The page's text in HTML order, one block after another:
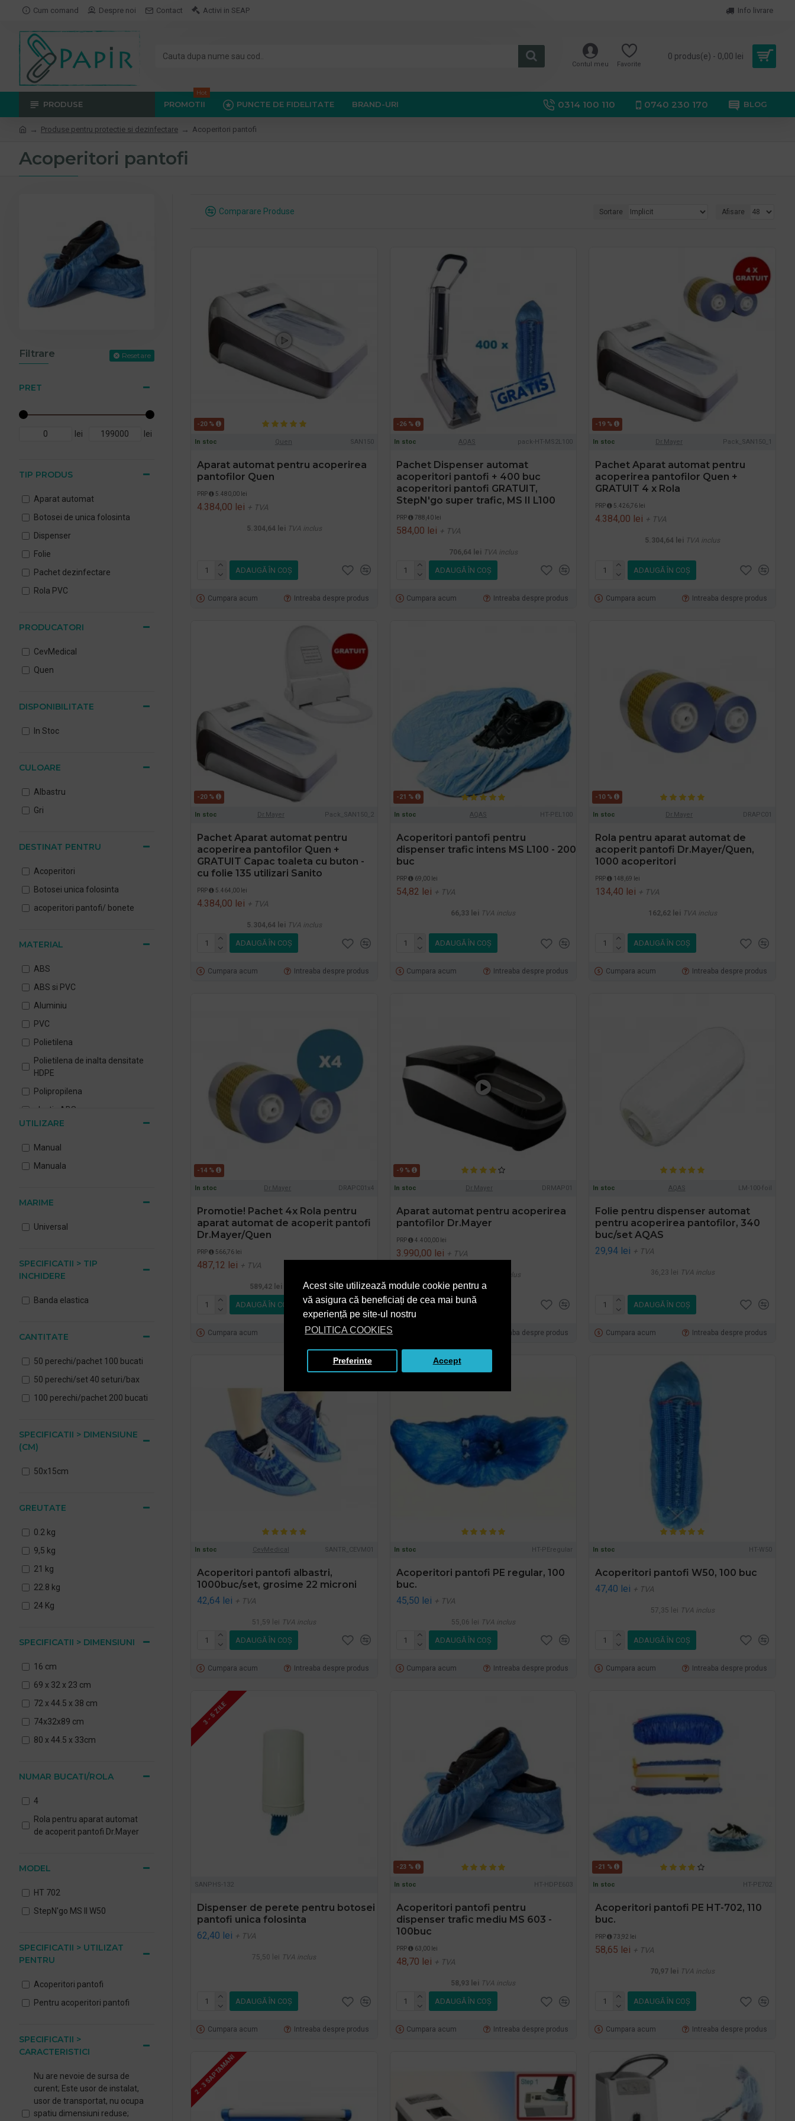
Acest site utilizează module cookie pentru a
vă asigura că beneficiați de cea mai bună
experiență pe site-ul nostru
POLITICA COOKIES
Preferinte Accept
Cum comand Despre noi Contact Activi in SEAP Info livrare
Contul meu Favorite
0 produs(e) - 0,00 lei
PRODUSE PROMOTII
Hot
PUNCTE DE FIDELITATE BRAND-URI 0314 100 110 0740 230 170 BLOG
Produse pentru protectie si dezinfectare Acoperitori pantofi
Acoperitori pantofi
Filtrare Resetare
PRET
lei lei
PRODUCATORI
CevMedical
Quen
CULOARE
Albastru
Gri
DESTINAT PENTRU
Acoperitori
Botosei unica folosinta
acoperitori pantofi/ bonete
MATERIAL
ABS
ABS si PVC
Aluminiu
PVC
Polietilena
Polietilena de inalta densitate
HDPE
Polipropilena
plastic ABS
UTILIZARE
Manual
Manuala
MARIME
Universal
TIP PRODUS
Aparat automat
Botosei de unica folosinta
Dispenser
Folie
Pachet dezinfectare
Rola PVC
SPECIFICATII > TIP
INCHIDERE
Banda elastica
CANTITATE
50 perechi/pachet 100 bucati
50 perechi/set 40 seturi/bax
100 perechi/pachet 200 bucati
SPECIFICATII > DIMENSIUNE
(CM)
50x15cm
GREUTATE
0.2 kg
9,5 kg
21 kg
22.8 kg
24 Kg
SPECIFICATII > DIMENSIUNI
16 cm
69 x 32 x 23 cm
72 x 44.5 x 38 cm
74x32x89 cm
80 x 44.5 x 33cm
NUMAR BUCATI/ROLA
4
Rola pentru aparat automat
de acoperit pantofi Dr.Mayer
MODEL
HT 702
StepN'go MS II W50
SPECIFICATII > UTILIZAT
PENTRU
Acoperitori pantofi
Pentru acoperitori pantofi
SPECIFICATII >
CARACTERISTICI
Nu are nevoie de sursa de
curent; Este usor de instalat,
usor de transportat, nu ocupa
spatiu dimensiuni reduse;
DISPONIBILITATE
In Stoc
Comparare Produse Sortare Afisare
-20 %
In stoc Quen SAN150
Aparat automat pentru acoperirea
pantofilor Quen
PRP 5.480,00 lei
4.384,00 lei + TVA
5.304,64 lei TVA inclus
ADAUGĂ ÎN COŞ
Cumpara acum Intreaba despre produs
-26 %
In stoc AQAS pack-HT-MS2L100
Pachet Dispenser automat
acoperitori pantofi + 400 buc
acoperitori pantofi GRATUIT,
StepN'go super trafic, MS II L100
PRP 788,40 lei
584,00 lei + TVA
706,64 lei TVA inclus
ADAUGĂ ÎN COŞ
Cumpara acum Intreaba despre produs
-19 %
In stoc Dr.Mayer Pack_SAN150_1
Pachet Aparat automat pentru
acoperirea pantofilor Quen +
GRATUIT 4 x Rola
PRP 5.426,76 lei
4.384,00 lei + TVA
5.304,64 lei TVA inclus
ADAUGĂ ÎN COŞ
Cumpara acum Intreaba despre produs
-20 %
In stoc Dr.Mayer Pack_SAN150_2
Pachet Aparat automat pentru
acoperirea pantofilor Quen +
GRATUIT Capac toaleta cu buton -
cu folie 135 utilizari Sanito
PRP 5.464,00 lei
4.384,00 lei + TVA
5.304,64 lei TVA inclus
ADAUGĂ ÎN COŞ
Cumpara acum Intreaba despre produs
-21 %
In stoc AQAS HT-PEL100
Acoperitori pantofi pentru
dispenser trafic intens MS L100 - 200
buc
PRP 69,00 lei
54,82 lei + TVA
66,33 lei TVA inclus
ADAUGĂ ÎN COŞ
Cumpara acum Intreaba despre produs
-10 %
In stoc Dr.Mayer DRAPC01
Rola pentru aparat automat de
acoperit pantofi Dr.Mayer/Quen,
1000 acoperitori
PRP 148,69 lei
134,40 lei + TVA
162,62 lei TVA inclus
ADAUGĂ ÎN COŞ
Cumpara acum Intreaba despre produs
-14 %
In stoc Dr.Mayer DRAPC01x4
Promotie! Pachet 4x Rola pentru
aparat automat de acoperit pantofi
Dr.Mayer/Quen
PRP 566,76 lei
487,12 lei + TVA
589,42 lei TVA inclus
ADAUGĂ ÎN COŞ
Cumpara acum Intreaba despre produs
-9 %
In stoc Dr.Mayer DRMAP01
Aparat automat pentru acoperirea
pantofilor Dr.Mayer
PRP 4.400,00 lei
3.990,00 lei + TVA
TVA inclus
ADAUGĂ ÎN COŞ
Intreaba despre produs
In stoc AQAS LM-100-foil
Folie pentru dispenser automat
pentru acoperirea pantofilor, 340
buc/set AQAS
29,94 lei + TVA
36,23 lei TVA inclus
ADAUGĂ ÎN COŞ
Cumpara acum Intreaba despre produs
In stoc CevMedical SANTR_CEVM01
Acoperitori pantofi albastri,
1000buc/set, grosime 22 microni
42,64 lei + TVA
51,59 lei TVA inclus
ADAUGĂ ÎN COŞ
Cumpara acum Intreaba despre produs
In stoc HT-PEregular
Acoperitori pantofi PE regular, 100
buc.
45,50 lei + TVA
55,06 lei TVA inclus
ADAUGĂ ÎN COŞ
Cumpara acum Intreaba despre produs
In stoc HT-W50
Acoperitori pantofi W50, 100 buc
47,40 lei + TVA
57,35 lei TVA inclus
ADAUGĂ ÎN COŞ
Cumpara acum Intreaba despre produs
3 - 5 ZILE
SANPHS-132
Dispenser de perete pentru botosei
pantofi unica folosinta
62,40 lei + TVA
75,50 lei TVA inclus
ADAUGĂ ÎN COŞ
Cumpara acum Intreaba despre produs
-23 %
In stoc HT-HDPE603
Acoperitori pantofi pentru
dispenser trafic mediu MS 603 -
100buc
PRP 63,00 lei
48,70 lei + TVA
58,93 lei TVA inclus
ADAUGĂ ÎN COŞ
Cumpara acum Intreaba despre produs
-21 %
In stoc HT-PE702
Acoperitori pantofi PE HT-702, 110
buc.
PRP 73,92 lei
58,65 lei + TVA
70,97 lei TVA inclus
ADAUGĂ ÎN COŞ
Cumpara acum Intreaba despre produs
2 - 3 SAPTAMANI